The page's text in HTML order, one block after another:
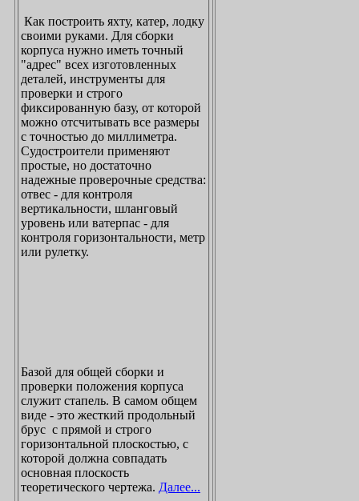
Как построить яхту, катер, лодку
своими руками. Для сборки
корпуса нужно иметь точный
"адрес" всех изготовленных
деталей, инструменты для
проверки и строго
фиксированную базу, от которой
можно отсчитывать все размеры
с точностью до миллиметра.
Судостроители применяют
простые, но достаточно
надежные проверочные средства:
отвес - для контроля
вертикальности, шланговый
уровень или ватерпас - для
контроля горизонтальности, метр
или рулетку.
Базой для общей сборки и
проверки положения корпуса
служит стапель. В самом общем
виде - это жесткий продольный
брус с прямой и строго
горизонтальной плоскостью, с
которой должна совпадать
основная плоскость
теоретического чертежа. Далее...